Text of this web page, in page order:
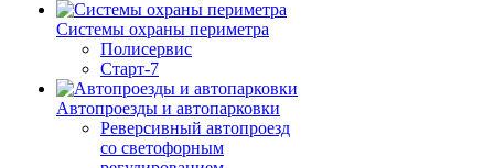
Системы охраны периметра
Полисервис
Старт-7
Автопроезды и автопарковки
Реверсивный автопроезд
со светофорным